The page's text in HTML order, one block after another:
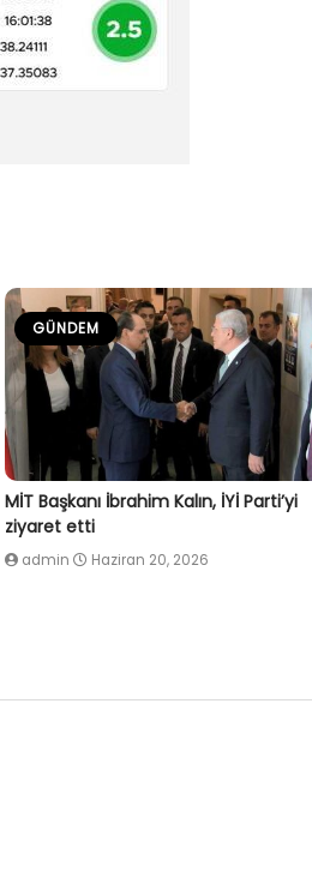
GÜNDEM
MİT Başkanı İbrahim Kalın, İYİ Parti’yi
ziyaret etti
admin Haziran 20, 2026